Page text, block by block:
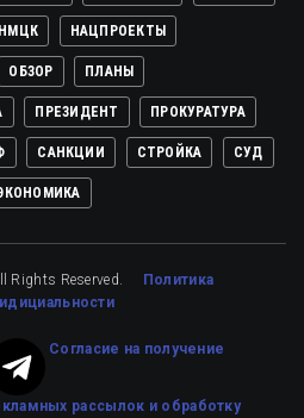
НМЦК НАЦПРОЕКТЫ
ОБЗОР ПЛАНЫ
ПРЕЗИДЕНТ ПРОКУРАТУРА
САНКЦИИ СТРОЙКА СУД
Rights Reserved. Политика
Cогласие на получение
рассылок и обработку